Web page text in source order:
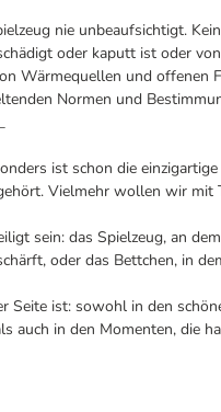
nie unbeaufsichtigt.
oder kaputt ist oder
Wärmequellen und offenen
Normen und
ist schon die
Vielmehr wollen wir mit
sein: das Spielzeug, an
oder das Bettchen, in
Seite ist: sowohl in den
auch in den Momenten, die